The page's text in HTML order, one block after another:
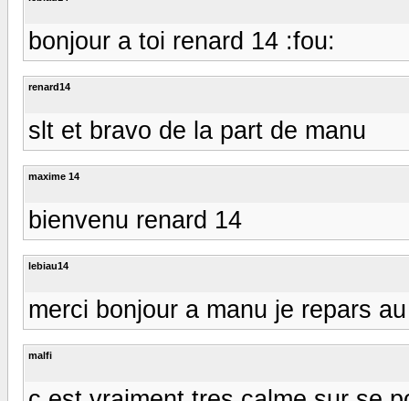
bonjour a toi renard 14 :fou:
renard14
slt et bravo de la part de manu
maxime 14
bienvenu renard 14
lebiau14
merci bonjour a manu je repars
malfi